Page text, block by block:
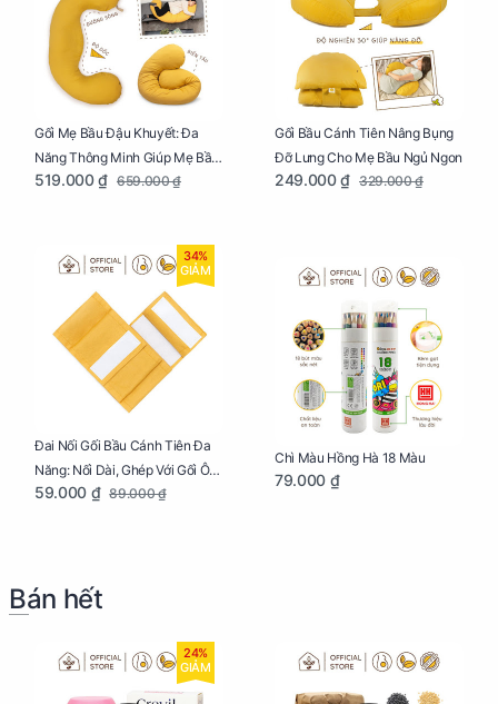
Gối Mẹ Bầu Đậu Khuyết: Đa
Năng Thông Minh Giúp Mẹ Bầu
Ngủ Ngon, Cho Bé Bú Sau Sinh
519.000 ₫ 659.000 ₫
Gối Bầu Cánh Tiên Nâng Bụng
Đỡ Lưng Cho Mẹ Bầu Ngủ Ngon
249.000 ₫ 329.000 ₫
34%
GIẢM
Đai Nối Gối Bầu Cánh Tiên Đa
Năng: Nối Dài, Ghép Với Gối Ôm
Dễ Dàng
59.000 ₫ 89.000 ₫
Chì Màu Hồng Hà 18 Màu
79.000 ₫
Bán hết
24%
GIẢM